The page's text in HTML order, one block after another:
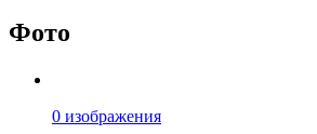
Фото
0 изображения